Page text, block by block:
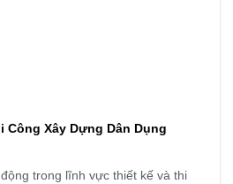
Công Xây Dựng Dân Dụng
trong lĩnh vực thiết kế và thi